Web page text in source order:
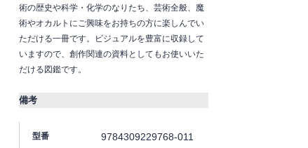
術の歴史や科学・化学のなりたち、芸術全般、魔
術やオカルトにご興味をお持ちの方に楽しんでい
ただける一冊です。ビジュアルを豊富に収録して
いますので、創作関連の資料としてもお使いいた
だける図鑑です。
備考
型番 9784309229768-011